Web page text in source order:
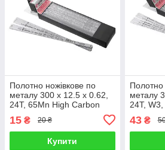
Полотно ножівкове по
металу 300 x 12.5 x 0.62,
24T, 65Mn High Carbon
15 ₴ 20 ₴
Купити
Полотно
металу
24T,
43₴